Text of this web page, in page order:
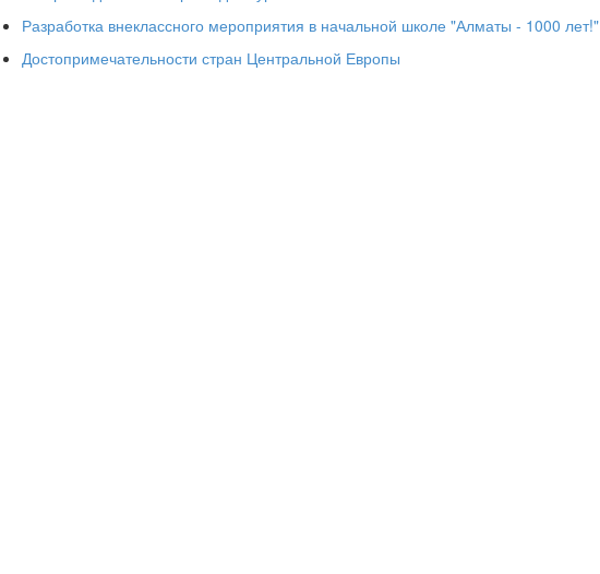
c) schlecht
8 Die Alpen befinden sich ………...des Landes.
Разработка внеклассного мероприятия в начальной школе "Алматы - 1000 лет!"
Достопримечательности стран Центральной Европы